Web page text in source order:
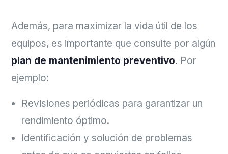
Además, para maximizar la vida útil de los
equipos, es importante que consulte por algún
plan de mantenimiento preventivo. Por
ejemplo:
Revisiones periódicas para garantizar un
rendimiento óptimo.
Identificación y solución de problemas